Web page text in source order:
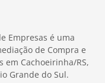
Empresas é uma
de Compra e
em Cachoeirinha/RS,
Grande do Sul.